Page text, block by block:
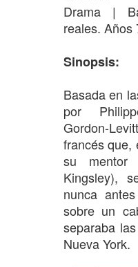
Drama |
reales. Años
Sinopsis:
Basada en
por
Gordon-
francés que,
su mentor
Kingsley),
nunca
sobre un
separaba
Nueva York.